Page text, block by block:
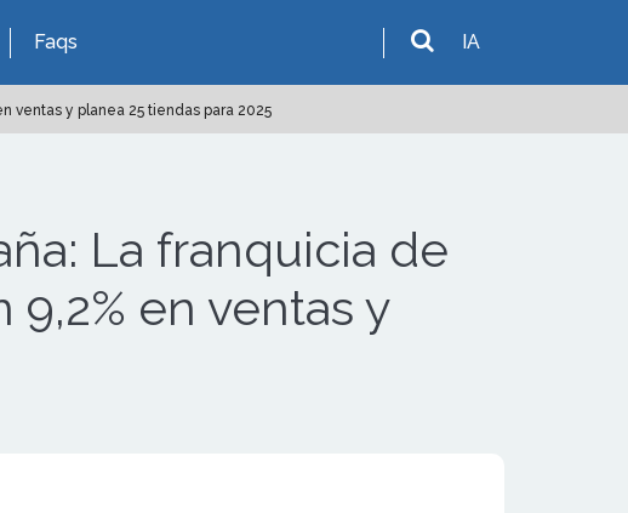
Faqs IA
ventas y planea 25 tiendas para 2025
La franquicia de
en ventas y